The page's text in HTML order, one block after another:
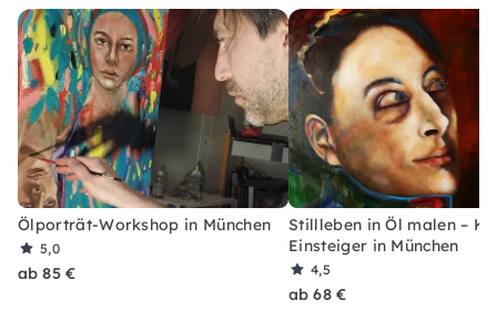
Ölporträt-Workshop in München
5,0
ab 85 €
Stillleben in Öl malen –
Einsteiger in München
4,5
ab 68 €